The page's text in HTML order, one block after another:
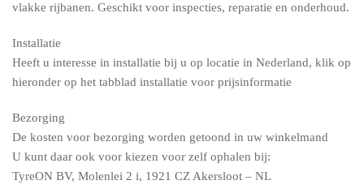
vlakke rijbanen. Geschikt voor inspecties, reparatie en onderhoud.
Installatie
Heeft u interesse in installatie bij u op locatie in Nederland, klik op
hieronder op het tabblad installatie voor prijsinformatie
Bezorging
De kosten voor bezorging worden getoond in uw winkelmand
U kunt daar ook voor kiezen voor zelf ophalen bij:
TyreON BV, Molenlei 2 i, 1921 CZ Akersloot – NL